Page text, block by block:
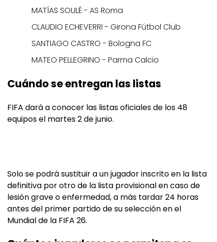
MATÍAS SOULÉ - AS Roma
CLAUDIO ECHEVERRI - Girona Fútbol Club
SANTIAGO CASTRO - Bologna FC
MATEO PELLEGRINO - Parma Calcio
Cuándo se entregan las listas
FIFA dará a conocer las listas oficiales de los 48
equipos el martes 2 de junio.
Solo se podrá sustituir a un jugador inscrito en la lista
definitiva por otro de la lista provisional en caso de
lesión grave o enfermedad, a más tardar 24 horas
antes del primer partido de su selección en el
Mundial de la FIFA 26.